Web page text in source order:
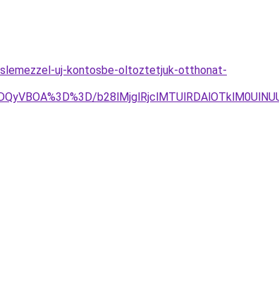
uj-kontosbe-oltoztetjuk-otthonat-